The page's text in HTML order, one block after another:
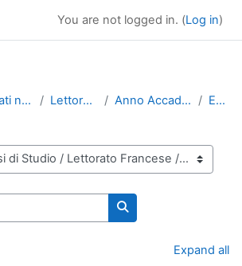
You are not logged in. (Log in)
Lettorati nei Corsi di Studio Lettorato Francese Anno Accademico 2022-2023 Economia
Search courses
Expand all